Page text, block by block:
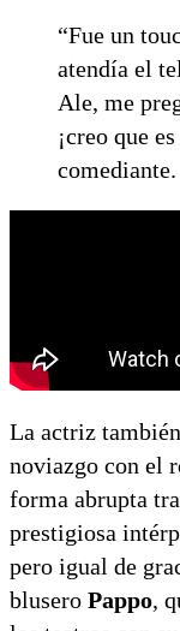
“Fue un
atendía el
Ale, me
¡creo que
comediante.
La actriz
noviazgo con el
forma abrupta
prestigiosa
pero igual de
blusero Pappo,